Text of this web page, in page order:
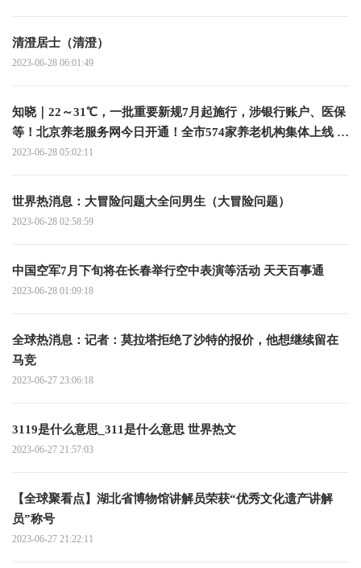
清澄居士（清澄）
2023-06-28 06:01:49
知晓｜22～31℃，一批重要新规7月起施行，涉银行账户、医保
等！北京养老服务网今日开通！全市574家养老机构集体上线 全
球实时
2023-06-28 05:02:11
世界热消息：大冒险问题大全问男生（大冒险问题）
2023-06-28 02:58:59
中国空军7月下旬将在长春举行空中表演等活动 天天百事通
2023-06-28 01:09:18
全球热消息：记者：莫拉塔拒绝了沙特的报价，他想继续留在
马竞
2023-06-27 23:06:18
3119是什么意思_311是什么意思 世界热文
2023-06-27 21:57:03
【全球聚看点】湖北省博物馆讲解员荣获“优秀文化遗产讲解
员”称号
2023-06-27 21:22:11